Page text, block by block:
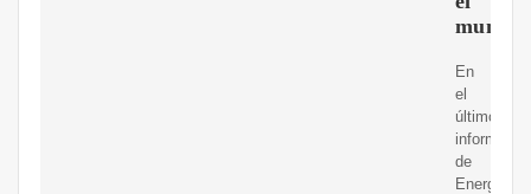
mundo
En
el
último
informe
de
Energías